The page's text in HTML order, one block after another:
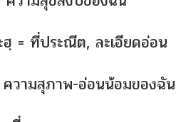
ฮฺ = ที่ประณีต, ละเอียดอ่อน
ความสุภาพ-อ่อนน้อมของฉัน